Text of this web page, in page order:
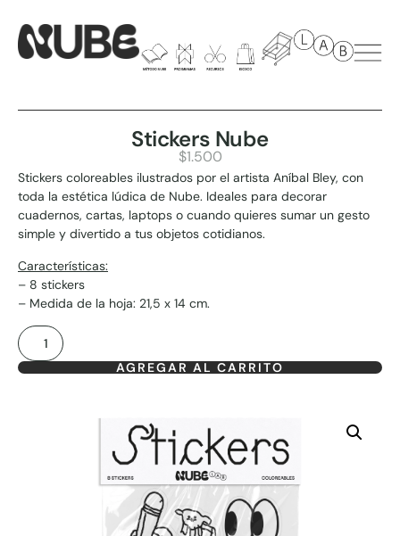
Stickers Nube
$1.500
Stickers coloreables ilustrados por el artista Aníbal Bley, con
toda la estética lúdica de Nube. Ideales para decorar
cuadernos, cartas, laptops o cuando quieres sumar un gesto
simple y divertido a tus objetos cotidianos.
Características:
– 8 stickers
– Medida de la hoja: 21,5 x 14 cm.
AGREGAR AL CARRITO